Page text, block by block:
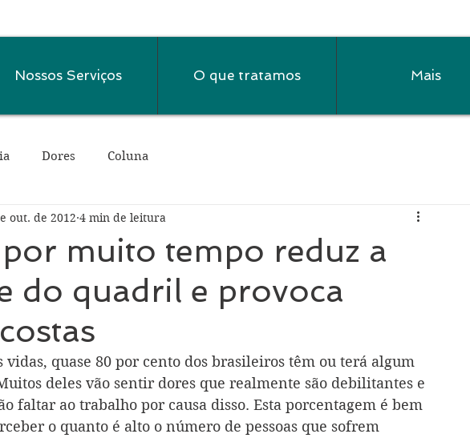
Nossos Serviços O que tratamos Mais
Dores Coluna
muito tempo reduz a
do quadril e provoca
out. de 2012 4 min de leitura
vidas, quase 80 por cento dos brasileiros têm ou terá algum
deles vão sentir dores que realmente são debilitantes e
faltar ao trabalho por causa disso. Esta porcentagem é bem
o quanto é alto o número de pessoas que sofrem